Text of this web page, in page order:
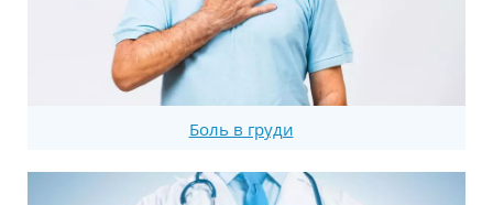
Боль в груди